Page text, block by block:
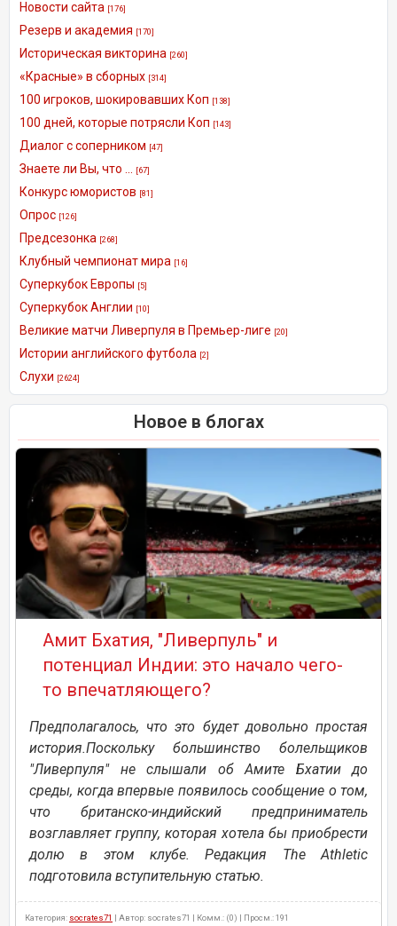
Новости сайта [176]
Резерв и академия [170]
Историческая викторина [260]
«Красные» в сборных [314]
100 игроков, шокировавших Коп [138]
100 дней, которые потрясли Коп [143]
Диалог с соперником [47]
Знаете ли Вы, что ... [67]
Конкурс юмористов [81]
Опрос [126]
Предсезонка [268]
Клубный чемпионат мира [16]
Суперкубок Европы [5]
Суперкубок Англии [10]
Великие матчи Ливерпуля в Премьер-лиге [20]
Истории английского футбола [2]
Слухи [2624]
Новое в блогах
Амит Бхатия, "Ливерпуль" и
потенциал Индии: это начало чего-
то впечатляющего?
Предполагалось, что это будет довольно простая
история.Поскольку большинство болельщиков
"Ливерпуля" не слышали об Амите Бхатии до
среды, когда впервые появилось сообщение о том,
что британско-индийский предприниматель
возглавляет группу, которая хотела бы приобрести
долю в этом клубе. Редакция The Athletic
подготовила вступительную статью.
Категория: socrates71 | Автор: socrates71 | Комм.: (0) | Просм.: 191